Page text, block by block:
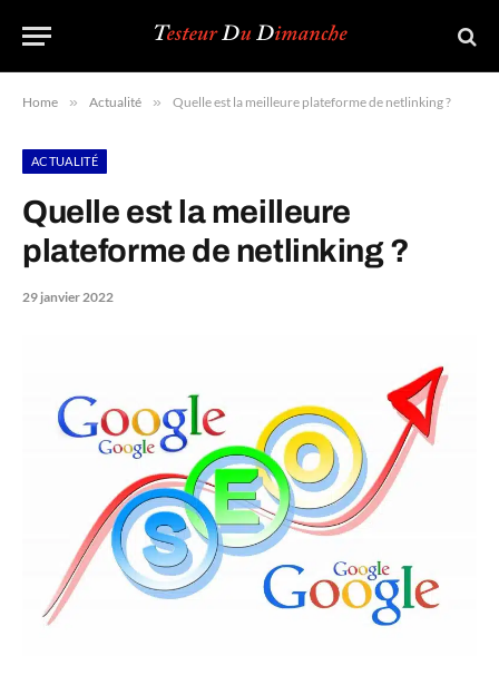
Home » Actualité » Quelle est la meilleure plateforme de netlinking ?
ACTUALITÉ
Quelle est la meilleure
plateforme de netlinking ?
29 janvier 2022